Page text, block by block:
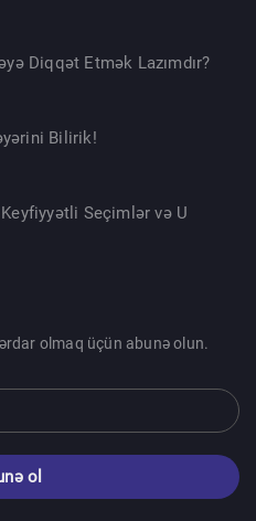
Diqqət Etmək Lazımdır?
Bilirik!
Seçimlər və U
olmaq üçün abunə olun.
ol